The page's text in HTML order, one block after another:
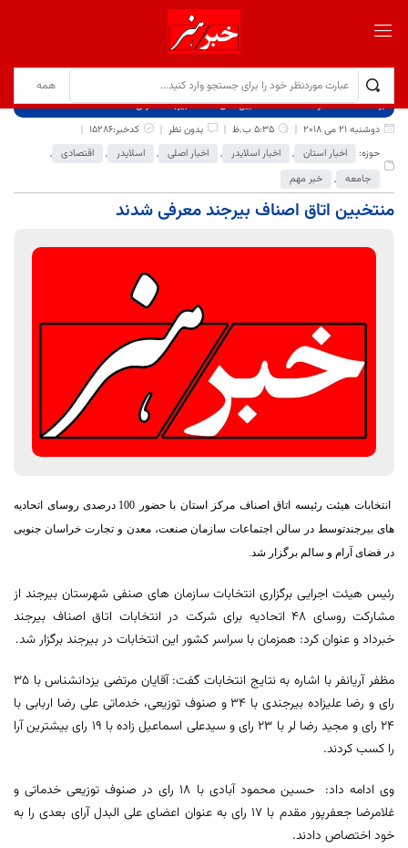
برگ نخست نوشته‌ها
منتخبین اتاق اصناف بیرجند معرفی شدند
دوشنبه 21 می 2018
5:35 ب.ظ بدون نظر
کدخبر:15286
حوزه:
اخبار استان , اخبار اسلایدر , اخبار اصلی , اسلایدر , اقتصادی ,
جامعه , خبر مهم
منتخبین اتاق اصناف بیرجند معرفی شدند
انتخابات هیئت رئیسه اتاق اصناف مرکز استان با حضور 100 درصدی روسای اتحادیه
های بیرجندتوسط در سالن اجتماعات سازمان صنعت، معدن و تجارت خراسان جنوبی
در فضای آرام و سالم برگزار شد.
رئیس هیئت اجرایی برگزاری انتخابات سازمان های صنفی شهرستان بیرجند از
مشارکت روسای 48 اتحادیه برای شرکت در انتخابات اتاق اصناف بیرجند
خبرداد و عنوان کرد: همزمان با سراسر کشور این انتخابات در بیرجند برگزار شد.
مظفر آریانفر با اشاره به نتایج انتخابات گفت: آقایان مرتضی یزدانشناس با 35
رای و رضا علیزاده بیرجندی با 34 و صنوف توزیعی، خدماتی علی رضا اربابی با
24 رای و مجید رضا لر با 23 رای و سیدعلی اسماعیل زاده با 19 رای بیشترین آرا
را کسب کردند.
وی ادامه داد: حسین محمود آبادی با 18 رای در صنوف توزیعی خدماتی و
غلامرضا جعفرپور مقدم با 17 رای به عنوان اعضای علی البدل آرای بعدی را به
خود اختصاص دادند.